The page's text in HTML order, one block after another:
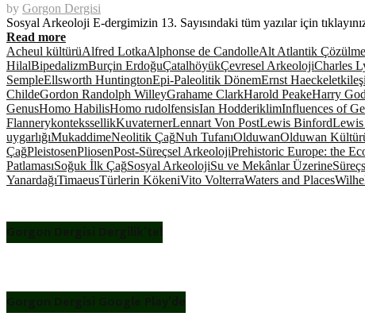
by Gorgon Dergisi
Sosyal Arkeoloji E-dergimizin 13. Sayısındaki tüm yazılar için
Read more
Acheul kültürüAlfred LotkaAlphonse de CandolleAlt Atlantik Çözülme
HilalBipedalizmBurçin ErdoğuÇatalhöyükÇevresel ArkeolojiCharles
SempleEllsworth HuntingtonEpi-Paleolitik DönemErnst Haeckel
ChildeGordon Randolph WilleyGrahame ClarkHarold PeakeHarry
GenusHomo HabilisHomo rudolfensisIan HodderiklimInfluences of
FlannerykontekssellikKuvaternerLennart Von PostLewis Binford
uygarlığıMukaddimeNeolitik ÇağNuh TufanıOlduwanOlduwan
ÇağPleistosenPliosenPost-Süreçsel ArkeolojiPrehistoric Europe: the
PatlamasıSoğuk İlk ÇağSosyal ArkeolojiSu ve Mekânlar Üzerine
YanardağıTimaeusTürlerin KökeniVito VolterraWaters and Places
Gorgon Dergisi Dergilik’te!
Gorgon Dergisi Google Play’de